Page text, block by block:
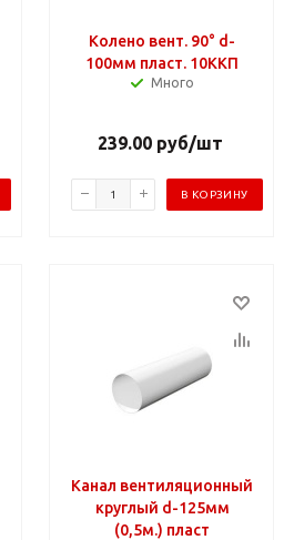
Колено вент. 90° d-
100мм пласт. 10ККП
Много
239.00руб/шт
В КОРЗИНУ
Канал вентиляционный
круглый d-125мм
(0,5м.) пласт